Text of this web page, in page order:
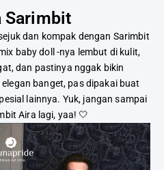
Sarimbit
dan kompak dengan Sarimbit
baby doll -nya lembut di kulit,
dan pastinya nggak bikin
banget, pas dipakai buat
lainnya. Yuk, jangan sampai
Aira lagi, yaa! 🤍